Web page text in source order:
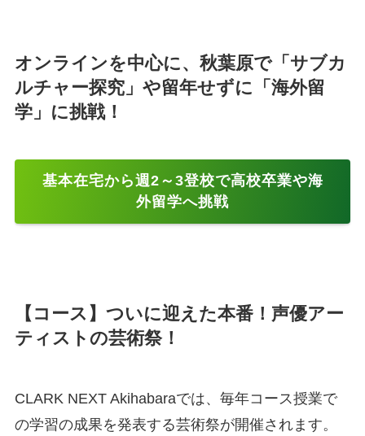
オンラインを中心に、秋葉原で「サブカ
ルチャー探究」や留年せずに「海外留
学」に挑戦！
基本在宅から週2～3登校で高校卒業や海
外留学へ挑戦
【コース】ついに迎えた本番！声優アー
ティストの芸術祭！
CLARK NEXT Akihabaraでは、毎年コース授業で
の学習の成果を発表する芸術祭が開催されます。